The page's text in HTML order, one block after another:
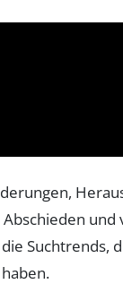
Suchtrends,